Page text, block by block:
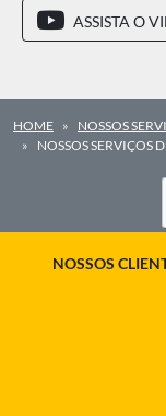
ASSISTA O
HOME
NOSSOS
NOSSOS SERVIÇOS
NOSSOS